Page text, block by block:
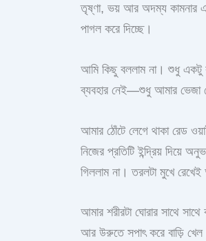
তৃষ্ণা, ভয় আর অদম্য কামনার
পাগল করে দিচ্ছে।
আমি কিছু বললাম না। শুধু একটু
ব্যবহার নেই—শুধু আমার ভেজা
আমার ঠোঁটে লেগে থাকা রেড
নিজের প্রতিটি ইন্দ্রিয় দিয়ে
গিললাম না। তরলটা মুখে
আমার শরীরটা ঘোরার সাথে
আর উরুতে সপাৎ করে বাড়ি